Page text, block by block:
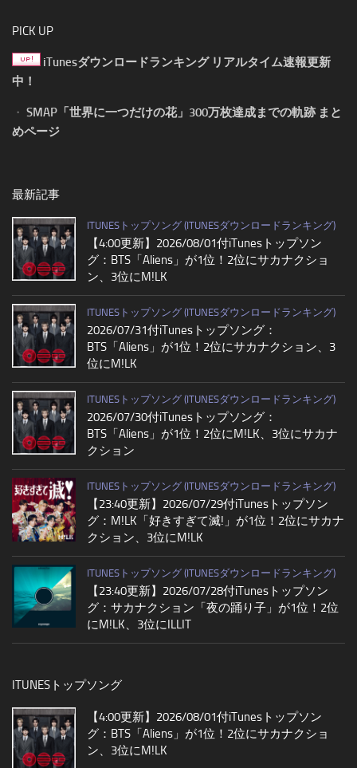
PICK UP
iTunesダウンロードランキング リアルタイム速報更新
中！
・ SMAP「世界に一つだけの花」300万枚達成までの軌跡 まと
めページ
最新記事
ITUNESトップソング (ITUNESダウンロードランキング)
【4:00更新】2026/08/01付iTunesトップソン
グ：BTS「Aliens」が1位！2位にサカナクショ
ン、3位にM!LK
ITUNESトップソング (ITUNESダウンロードランキング)
2026/07/31付iTunesトップソング：
BTS「Aliens」が1位！2位にサカナクション、3
位にM!LK
ITUNESトップソング (ITUNESダウンロードランキング)
2026/07/30付iTunesトップソング：
BTS「Aliens」が1位！2位にM!LK、3位にサカナ
クション
ITUNESトップソング (ITUNESダウンロードランキング)
【23:40更新】2026/07/29付iTunesトップソン
グ：M!LK「好きすぎて滅!」が1位！2位にサカナ
クション、3位にM!LK
ITUNESトップソング (ITUNESダウンロードランキング)
【23:40更新】2026/07/28付iTunesトップソン
グ：サカナクション「夜の踊り子」が1位！2位
にM!LK、3位にILLIT
ITUNESトップソング
【4:00更新】2026/08/01付iTunesトップソン
グ：BTS「Aliens」が1位！2位にサカナクショ
ン、3位にM!LK